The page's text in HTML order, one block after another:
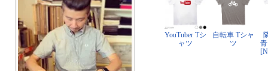
YouTuber Tシ
ャツ
自転車 Tシャ
ツ